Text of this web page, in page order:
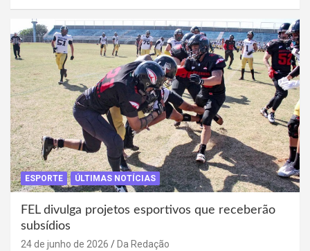
ESPORTE ÚLTIMAS NOTÍCIAS
FEL divulga projetos esportivos que receberão
subsídios
24 de junho de 2026 Da Redação